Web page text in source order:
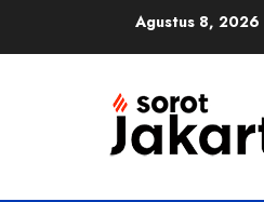
Agustus 8, 2026